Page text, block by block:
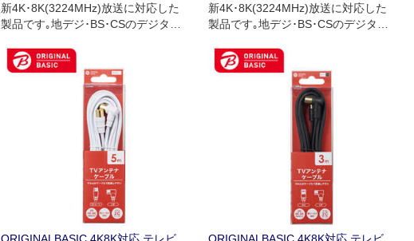
新4K･8K(3224MHz)放送に対応した
製品です｡地デジ･BS･CSのデジタル
ます｡壁面のテレビ端子とテレビ､レ
コーダー､テレビチューナー付パソコ
ンなどの接続に最適な接続ケーブル
新4K･8K(3224MHz)放送に対応した
製品です｡地デジ･BS･CSのデジタル
ます｡壁面のテレビ端子とテレビ､レ
コーダー､テレビチューナー付パソコ
ンなどの接続に最適な接続ケーブル